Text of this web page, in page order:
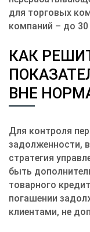
для торговых
компаний – до 30
КАК
ВНЕ
Для контроля
задолженности,
стратегия
быть
товарного
погашении
клиентами, не